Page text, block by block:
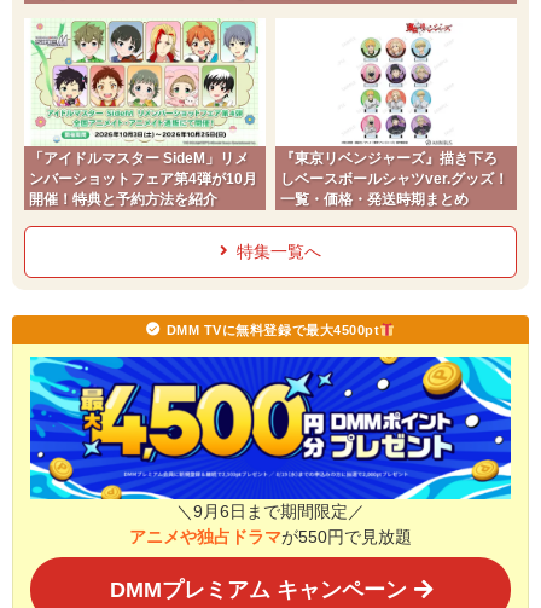
チ】
「アイドルマスター SideM」リメ
ンバーショットフェア第4弾が10月
開催！特典と予約方法を紹介
『東京リベンジャーズ』描き下ろ
しベースボールシャツver.グッズ！
一覧・価格・発送時期まとめ
特集一覧へ
DMM TVに無料登録で最大4500pt
＼9月6日まで期間限定／
アニメや独占ドラマが550円で見放題
DMMプレミアム キャンペーン